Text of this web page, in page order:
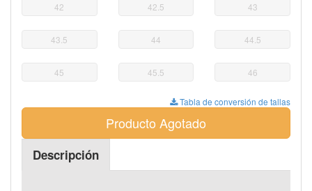
42 42.5 43
43.5 44 44.5
45 45.5 46
Tabla de conversión de tallas
Producto Agotado
Descripción